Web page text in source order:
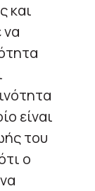
και
είναι
του
ο